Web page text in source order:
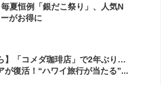
毎夏恒例「銀だこ祭り」、人気N
がお得に
】「コメダ珈琲店」で2年ぶり…
が復活！“ハワイ旅行が当たる”...